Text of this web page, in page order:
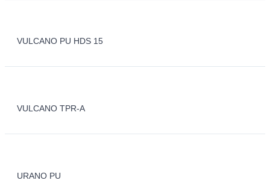
VULCANO PU HDS 15
VULCANO TPR-A
URANO PU